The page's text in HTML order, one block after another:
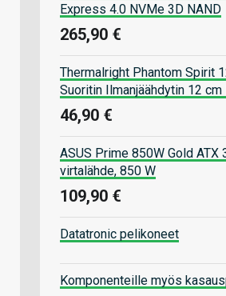
Express 4.0 NVMe 3D NAND
265,90 €
Thermalright Phantom Spirit
Suoritin Ilmanjäähdytin 12
46,90 €
ASUS Prime 850W Gold ATX
virtalähde, 850 W
109,90 €
Datatronic pelikoneet
Komponenteille myös